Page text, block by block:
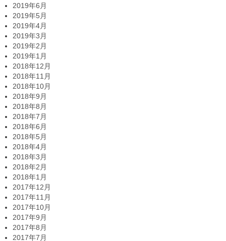
2019年6月
2019年5月
2019年4月
2019年3月
2019年2月
2019年1月
2018年12月
2018年11月
2018年10月
2018年9月
2018年8月
2018年7月
2018年6月
2018年5月
2018年4月
2018年3月
2018年2月
2018年1月
2017年12月
2017年11月
2017年10月
2017年9月
2017年8月
2017年7月